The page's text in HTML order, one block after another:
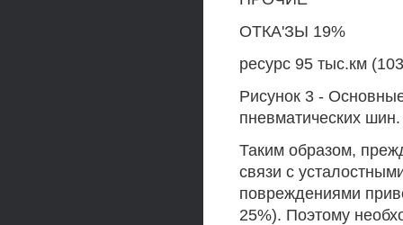
ОТКА'ЗЫ 19%
ресурс 95 тыс.км
Рисунок 3 -
пневматических шин.
Таким образом,
связи с
повреждениями
25%). Поэтому